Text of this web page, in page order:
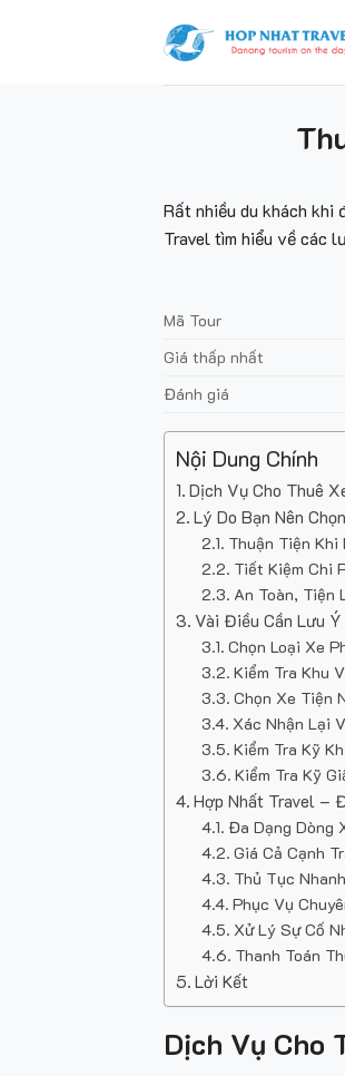
Rất nhiều du khách khi
Travel tìm hiểu về các
Mã Tour
Giá thấp nhất
Đánh giá
Nội Dung Chính
Dịch Vụ Cho Thuê
Lý Do Bạn Nên
Thuận Tiện Khi
Tiết Kiệm Chi
An Toàn, Tiện
Vài Điều Cần Lưu
Chọn Loại Xe
Kiểm Tra Khu
Chọn Xe Tiện
Xác Nhận Lại
Kiểm Tra Kỹ
Kiểm Tra Kỹ
Hợp Nhất Travel –
Đa Dạng Dòng
Giá Cả Cạnh
Thủ Tục
Phục Vụ
Xử Lý Sự Cố
Thanh Toán
Lời Kết
Dịch Vụ Cho